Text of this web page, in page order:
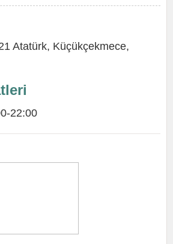
Atatürk, Küçükçekmece,
22:00